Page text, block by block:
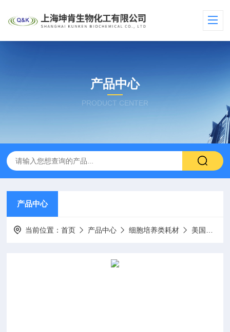
产品中心
PRODUCT CENTER
产品中心
当前位置：首页 产品中心 细胞培养类耗材 美国康宁Corning-Costar耗材